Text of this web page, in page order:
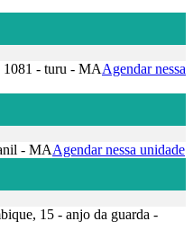
1081 - turu - MAAgendar nessa
- MAAgendar nessa unidade
15 - anjo da guarda -